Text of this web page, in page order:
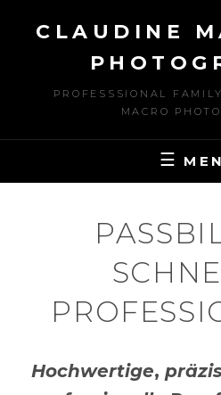
CLAUDINE
PROFESSSIONAL
MACRO
Hochwertige,